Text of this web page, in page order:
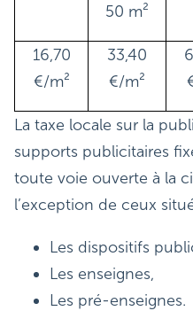
50 m²
16,70
€/m²
33,40
€/m²
La taxe locale sur la
supports publicitaires
toute voie ouverte à la
l’exception de ceux
Les dispositifs
Les enseignes,
Les pré-enseignes.